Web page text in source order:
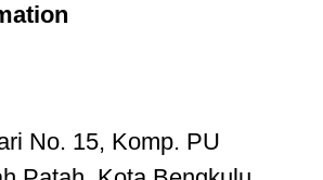
No. 15, Komp. PU